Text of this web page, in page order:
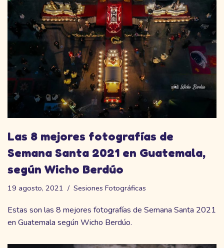
Las 8 mejores fotografías de
Semana Santa 2021 en Guatemala,
según Wicho Berdúo
19 agosto, 2021 Sesiones Fotográficas
Estas son las 8 mejores fotografías de Semana Santa 2021
en Guatemala según Wicho Berdúo.